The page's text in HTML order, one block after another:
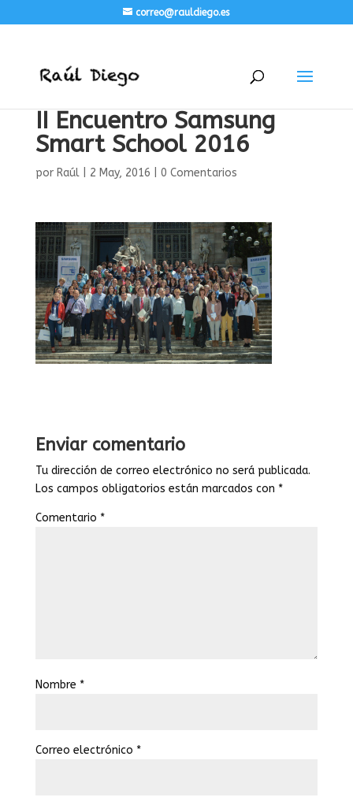
correo@rauldiego.es
II Encuentro Samsung
Smart School 2016
por Raúl| 2 May, 2016 0 Comentarios
Enviar comentario
Tu dirección de correo electrónico no será publicada.
Los campos obligatorios están marcados con *
Comentario *
Nombre *
Correo electrónico *